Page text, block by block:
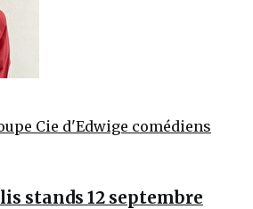
Cie d'Edwige comédiens
stands 12 septembre